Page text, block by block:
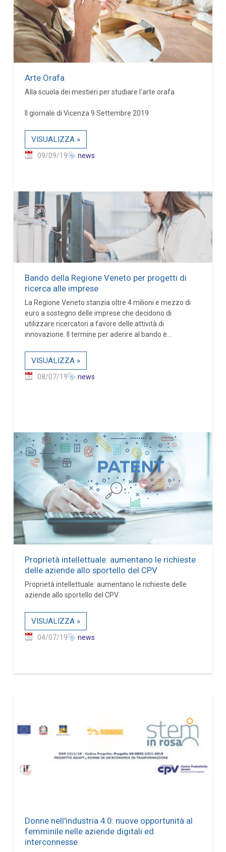
Arte Orafa
Alla scuola dei mestieri per studiare l'arte orafa
Il giornale di Vicenza 9 Settembre 2019
VISUALIZZA »
09/09/19 news
Bando della Regione Veneto per progetti di
ricerca alle imprese
La Regione Veneto stanzia oltre 4 milioni e mezzo di
euro a sostegno delle imprese che decidono di
utilizzare ricercatori a favore delle attività di
innovazione. Il termine per aderire al bando è...
VISUALIZZA »
08/07/19 news
Proprietà intellettuale: aumentano le richieste
delle aziende allo sportello del CPV
Proprietà intellettuale: aumentano le richieste delle
aziende allo sportello del CPV
VISUALIZZA »
04/07/19 news
Donne nell'industria 4.0: nuove opportunità al
femminile nelle aziende digitali ed
interconnesse